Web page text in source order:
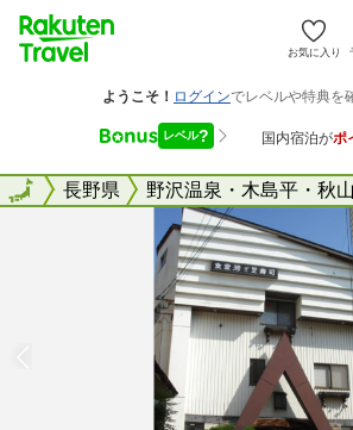
お気に入り
全国長野県 野沢温泉・木島平・秋
全国